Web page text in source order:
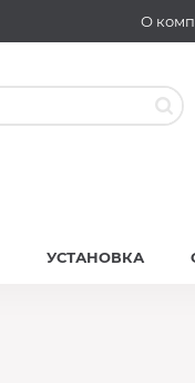
О
УСТАНОВКА